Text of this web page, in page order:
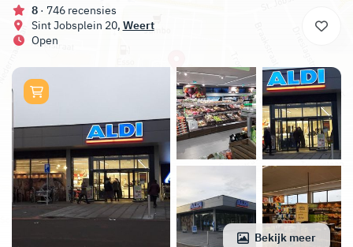
8 · 746 recensies
Sint Jobsplein 20, Weert
Open
Bekijk meer